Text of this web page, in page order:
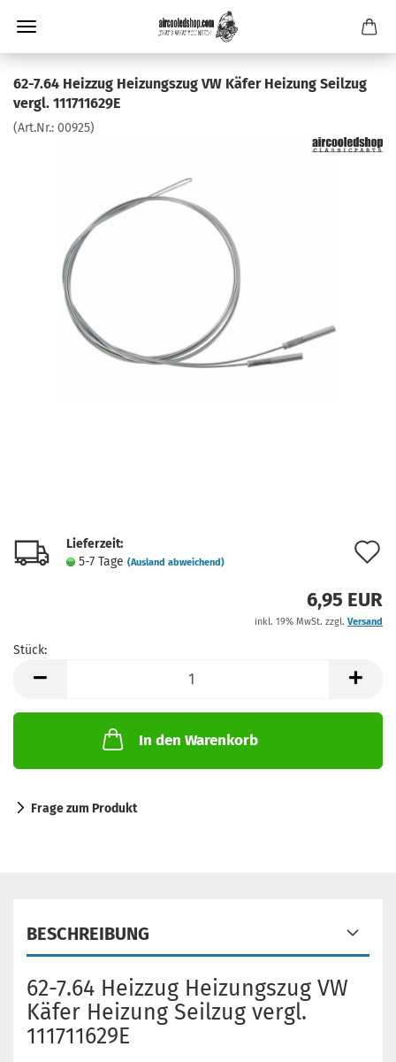
62-7.64 Heizzug Heizungszug VW Käfer Heizung Seilzug
vergl. 111711629E
(Art.Nr.: 00925)
Lieferzeit:
5-7 Tage (Ausland abweichend)
6,95 EUR
inkl. 19% MwSt. zzgl. Versand
Stück:
In den Warenkorb
Frage zum Produkt
BESCHREIBUNG
62-7.64 Heizzug Heizungszug VW
Käfer Heizung Seilzug vergl.
111711629E